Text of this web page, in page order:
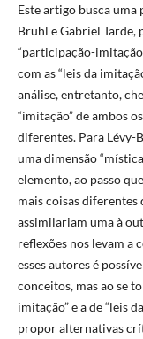
Este artigo busca
Bruhl e Gabriel Tarde,
“participação-
com as “leis da
análise, entretanto,
“imitação” de ambos
diferentes. Para Lévy-
uma dimensão
elemento, ao passo
mais coisas diferentes
assimilariam uma à
reflexões nos levam a
esses autores é
conceitos, mas ao se
imitação” e a de “leis
propor alternativas